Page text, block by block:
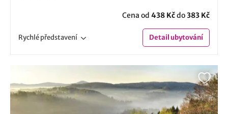
Cena od 438 Kčdo383 Kč
Rychlépředstavení Detailubytování